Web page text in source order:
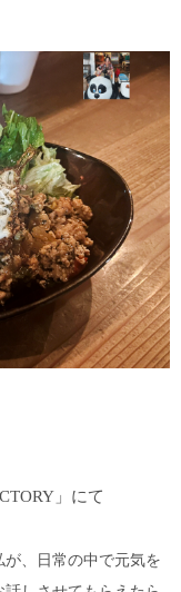
」にて
、日常の中で元気を